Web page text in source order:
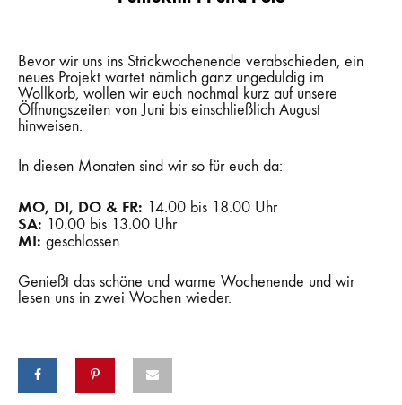
Bevor wir uns ins Strickwochenende verabschieden, ein
neues Projekt wartet nämlich ganz ungeduldig im
Wollkorb, wollen wir euch nochmal kurz auf unsere
Öffnungszeiten von Juni bis einschließlich August
hinweisen.
In diesen Monaten sind wir so für euch da:
MO, DI, DO & FR: 14.00 bis 18.00 Uhr
SA: 10.00 bis 13.00 Uhr
MI: geschlossen
Genießt das schöne und warme Wochenende und wir
lesen uns in zwei Wochen wieder.